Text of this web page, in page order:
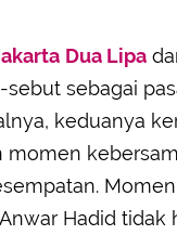
Dua Lipa
sebut sebagai
keduanya
momen
Hadid tidak